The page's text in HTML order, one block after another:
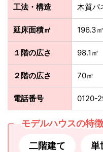
工法・構造 木質パ
延床面積㎡ 196.3㎡
１階の広さ 98.1㎡
２階の広さ 70㎡
電話番号 0120-
モデルハウスの特徴
二階建て 単